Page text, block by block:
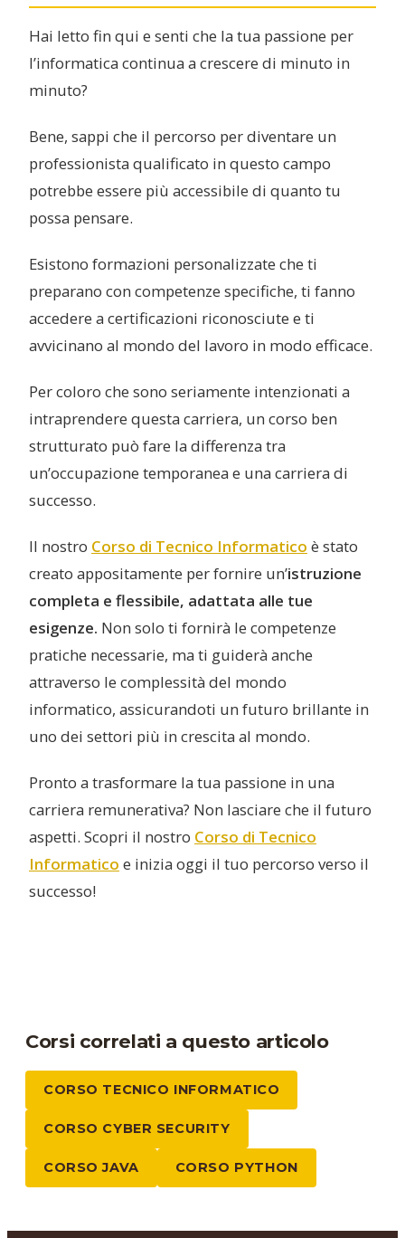
Hai letto fin qui e senti che la tua passione per
l’informatica continua a crescere di minuto in
minuto?
Bene, sappi che il percorso per diventare un
professionista qualificato in questo campo
potrebbe essere più accessibile di quanto tu
possa pensare.
Esistono formazioni personalizzate che ti
preparano con competenze specifiche, ti fanno
accedere a certificazioni riconosciute e ti
avvicinano al mondo del lavoro in modo efficace.
Per coloro che sono seriamente intenzionati a
intraprendere questa carriera, un corso ben
strutturato può fare la differenza tra
un’occupazione temporanea e una carriera di
successo.
Il nostro Corso di Tecnico Informatico è stato
creato appositamente per fornire un’istruzione
completa e flessibile, adattata alle tue
esigenze. Non solo ti fornirà le competenze
pratiche necessarie, ma ti guiderà anche
attraverso le complessità del mondo
informatico, assicurandoti un futuro brillante in
uno dei settori più in crescita al mondo.
Pronto a trasformare la tua passione in una
carriera remunerativa? Non lasciare che il futuro
aspetti. Scopri il nostro Corso di Tecnico
Informatico e inizia oggi il tuo percorso verso il
successo!
Corsi correlati a questo articolo
CORSO TECNICO INFORMATICO
CORSO CYBER SECURITY
CORSO JAVA CORSO PYTHON